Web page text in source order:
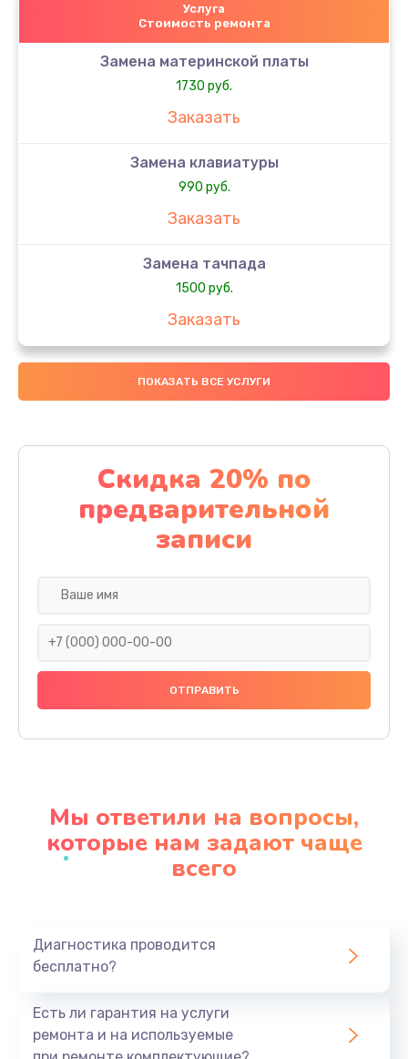
Услуга
Стоимость ремонта
Замена материнской платы
1730 руб.
Заказать
Замена клавиатуры
990 руб.
Заказать
Замена тачпада
1500 руб.
Заказать
Замена южного моста
1950 руб.
Чистка от пыли
1060 руб.
Заказать
Ремонт подсветки
1200 руб.
Заказать
Замена видеочипа
Ремонт разъема питания
Заказать
ПОКАЗАТЬ ВСЕ УСЛУГИ
Скидка 20% по
предварительной
записи
Мы ответили на вопросы,
которые нам задают чаще
всего
Диагностика проводится
бесплатно?
Есть ли гарантия на услуги
ремонта и на используемые